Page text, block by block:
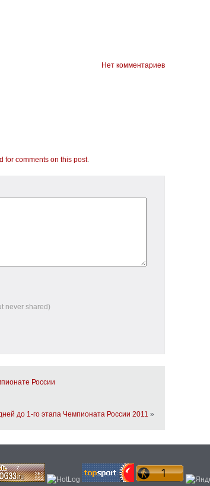
Нет комментариев
for comments on this post.
never shared)
России
до 1-го этапа Чемпионата России 2011 »